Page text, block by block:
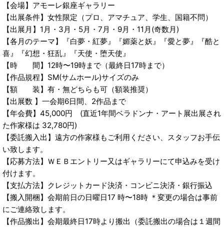
【会場】アモーレ銀座ギャラリー
【出展条件】女性限定（プロ、アマチュア、学生、国籍不問）
【出展月】1月・3月・5月・7月・9月・11月(奇数月)
【各月のテーマ】『白夢・紅夢』『媚薬と妖』『愛と夢』『酷と
喜』『幻想・狂乱』『天使・堕天使』
【時 間】12時〜19時まで（最終日17時まで）
【作品規程】SM(サムホール)サイズのみ
【額 装】有・無どちらも可（額装推奨）
【出展数 】一会期6日間、2作品まで
【年会費】45,000円 (直近1年間ベラドンナ・アート展出展され
た作家様は 32,780円)
【委託搬入出】遠方の作家様もご利用ください、スタッフお手伝
い致します。
【応募方法】ＷＥＢエントリー又はギャラリーにて申込みを受け
付けます。
【支払方法】クレジットカード決済・コンビニ決済・銀行振込
【搬入開梱】会期前日の日曜日17 時〜18時 ＊変更の場合は事前
にご連絡致します。
【作品搬出】会期最終日17時より搬出（委託搬出の場合は１週間